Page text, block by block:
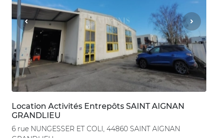
Location Activités Entrepôts SAINT AIGNAN
GRANDLIEU
6 rue NUNGESSER ET COLI, 44860 SAINT AIGNAN